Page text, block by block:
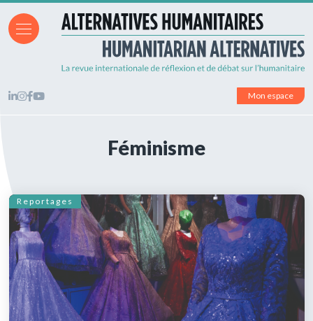
Mon espace
Féminisme
Reportages